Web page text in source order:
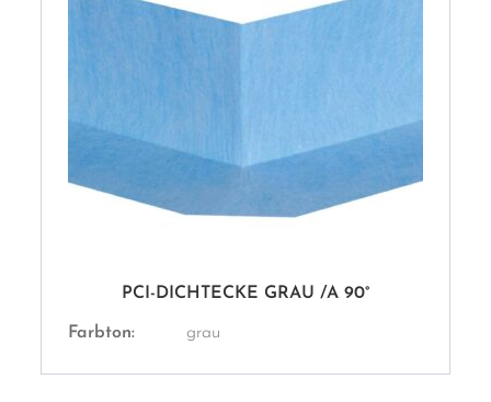
PCI-DICHTECKE GRAU /A 90°
Farbton: grau